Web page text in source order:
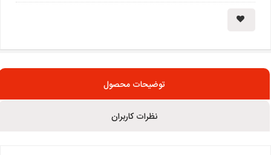
توضیحات محصول
نظرات کاربران